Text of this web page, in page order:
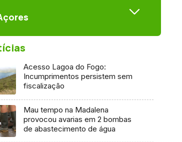
Acesso Lagoa do Fogo:
Incumprimentos persistem sem
fiscalização
Mau tempo na Madalena
provocou avarias em 2 bombas
de abastecimento de água